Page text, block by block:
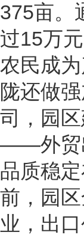
375亩。
过15万
农民成
陇还做
司，园
——外贸
品质稳
前，园
业，出